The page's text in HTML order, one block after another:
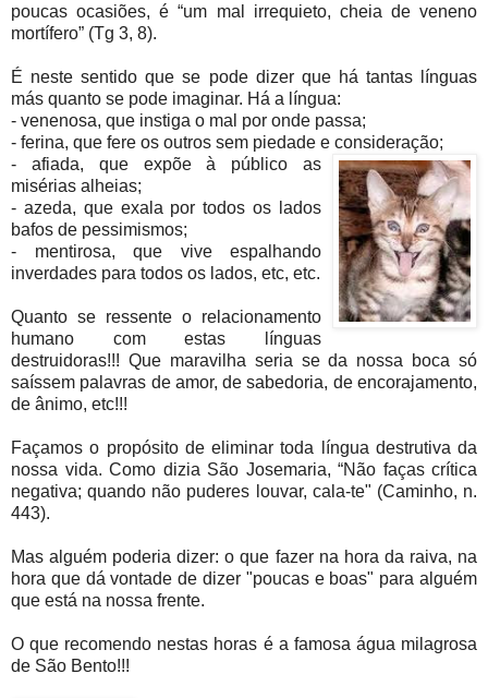
poucas ocasiões, é “um mal irrequieto, cheia de veneno
mortífero” (Tg 3, 8).
É neste sentido que se pode dizer que há tantas línguas
más quanto se pode imaginar. Há a língua:
- venenosa, que instiga o mal por onde passa;
- ferina, que fere os outros sem piedade e consideração;
- afiada, que expõe à público as
misérias alheias;
- azeda, que exala por todos os lados
bafos de pessimismos;
- mentirosa, que vive espalhando
inverdades para todos os lados, etc, etc.
Quanto se ressente o relacionamento
humano com estas línguas
destruidoras!!! Que maravilha seria se da nossa boca só
saíssem palavras de amor, de sabedoria, de encorajamento,
de ânimo, etc!!!
Façamos o propósito de eliminar toda língua destrutiva da
nossa vida. Como dizia São Josemaria, “Não faças crítica
negativa; quando não puderes louvar, cala-te" (Caminho, n.
443).
Mas alguém poderia dizer: o que fazer na hora da raiva, na
hora que dá vontade de dizer "poucas e boas" para alguém
que está na nossa frente.
O que recomendo nestas horas é a famosa água milagrosa
de São Bento!!!